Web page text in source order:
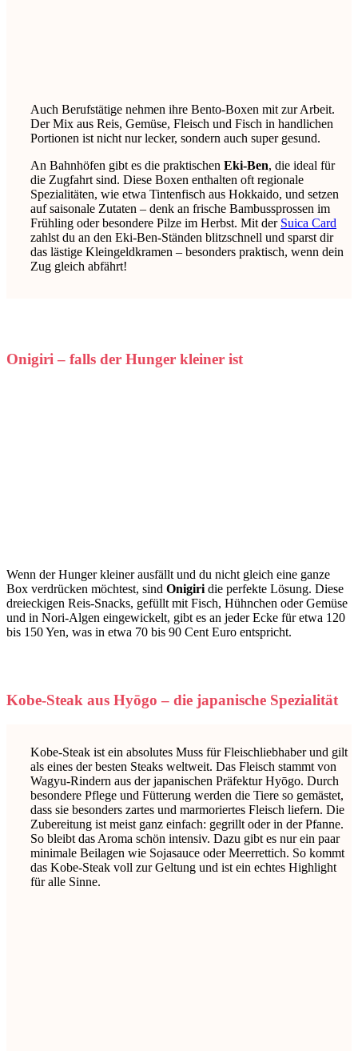
Auch Berufstätige nehmen ihre Bento-Boxen mit zur Arbeit.
Der Mix aus Reis, Gemüse, Fleisch und Fisch in handlichen
Portionen ist nicht nur lecker, sondern auch super gesund.
An Bahnhöfen gibt es die praktischen Eki-Ben, die ideal für
die Zugfahrt sind. Diese Boxen enthalten oft regionale
Spezialitäten, wie etwa Tintenfisch aus Hokkaido, und setzen
auf saisonale Zutaten – denk an frische Bambussprossen im
Frühling oder besondere Pilze im Herbst. Mit der Suica Card
zahlst du an den Eki-Ben-Ständen blitzschnell und sparst dir
das lästige Kleingeldkramen – besonders praktisch, wenn dein
Zug gleich abfährt!
Onigiri – falls der Hunger kleiner ist
Wenn der Hunger kleiner ausfällt und du nicht gleich eine ganze
Box verdrücken möchtest, sind Onigiri die perfekte Lösung. Diese
dreieckigen Reis-Snacks, gefüllt mit Fisch, Hühnchen oder Gemüse
und in Nori-Algen eingewickelt, gibt es an jeder Ecke für etwa 120
bis 150 Yen, was in etwa 70 bis 90 Cent Euro entspricht.
Kobe-Steak aus Hyōgo – die japanische Spezialität
Kobe-Steak ist ein absolutes Muss für Fleischliebhaber und gilt
als eines der besten Steaks weltweit. Das Fleisch stammt von
Wagyu-Rindern aus der japanischen Präfektur Hyōgo. Durch
besondere Pflege und Fütterung werden die Tiere so gemästet,
dass sie besonders zartes und marmoriertes Fleisch liefern. Die
Zubereitung ist meist ganz einfach: gegrillt oder in der Pfanne.
So bleibt das Aroma schön intensiv. Dazu gibt es nur ein paar
minimale Beilagen wie Sojasauce oder Meerrettich. So kommt
das Kobe-Steak voll zur Geltung und ist ein echtes Highlight
für alle Sinne.